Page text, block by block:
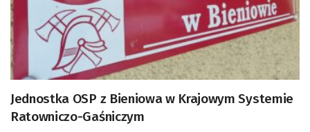
Jednostka OSP z Bieniowa w Krajowym Systemie
Ratowniczo-Gaśniczym